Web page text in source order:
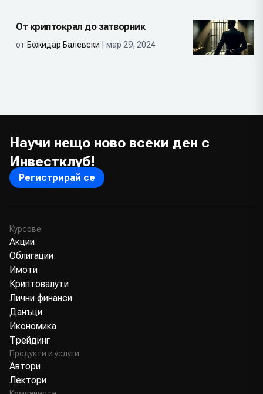
От криптокрал до затворник
от Божидар Балевски | мар 29, 2024
Научи нещо ново всеки ден с
Инвестклуб!
Регистрирай се
Курсове
Акции
Облигации
Имоти
Криптовалути
Лични финанси
Данъци
Икономика
Трейдинг
Продукти и услуги
Автори
Лектори